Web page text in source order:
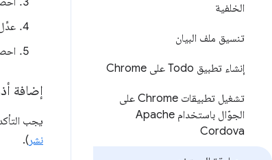
الخلفية
تنسيق ملف البيان
إنشاء تطبيق Todo على Chrome
تشغيل تطبيقات Chrome على
الجوّال باستخدام Apache
Cordova
إضافة
يجب
نشر ).